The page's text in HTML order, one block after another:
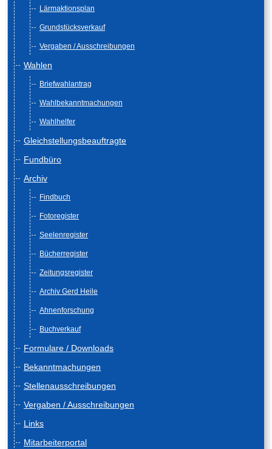
Lärmaktionsplan
Grundstücksverkauf
Vergaben / Ausschreibungen
Wahlen
Briefwahlantrag
Wahlbekanntmachungen
Wahlhelfer
Gleichstellungsbeauftragte
Fundbüro
Archiv
Findbuch
Fotoregister
Seelenregister
Bücherregister
Zeitungsregister
Archiv Gerd Heile
Ahnenforschung
Buchverkauf
Formulare / Downloads
Bekanntmachungen
Stellenausschreibungen
Vergaben / Ausschreibungen
Links
Mitarbeiterportal